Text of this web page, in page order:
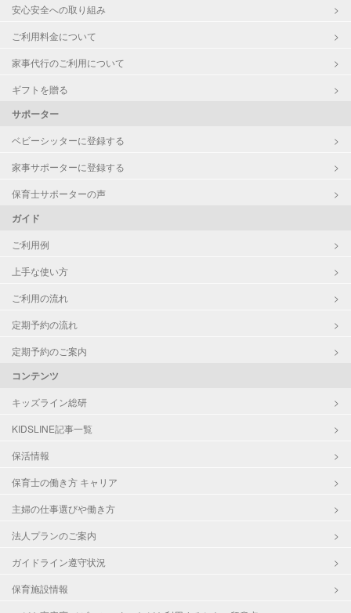
安心安全への取り組み
ご利用料金について
家事代行のご利用について
ギフトを贈る
サポーター
ベビーシッターに登録する
家事サポーターに登録する
保育士サポーターの声
ガイド
ご利用例
上手な使い方
ご利用の流れ
定期予約の流れ
定期予約のご案内
コンテンツ
キッズライン総研
KIDSLINE記事一覧
保活情報
保育士の働き方 キャリア
主婦の仕事選びや働き方
法人プランのご案内
ガイドライン遵守状況
保育施設情報